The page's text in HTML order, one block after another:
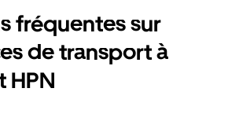
fréquentes sur
de transport à
HPN